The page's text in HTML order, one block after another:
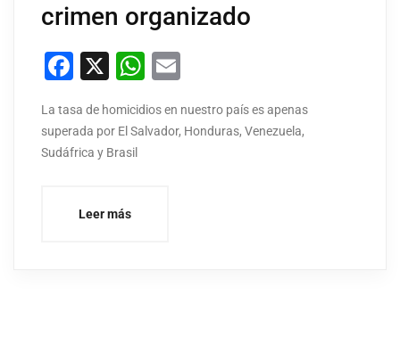
crimen organizado
Facebook
X WhatsApp
La tasa de homicidios en nuestro país es apenas
superada por El Salvador, Honduras, Venezuela,
Sudáfrica y Brasil
Leer más